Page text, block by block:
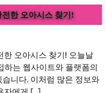
한 오아시스 찾기!
한 오아시스 찾기! 오늘날
하는 웹사이트와 플랫폼의
니다. 이처럼 많은 정보와